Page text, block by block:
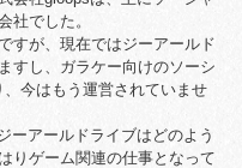
社でした。
すが、現在ではジーアールド
すし、ガラケー向けのソーシ
今はもう運営されていませ
ーアールドライブはどのよう
りゲーム関連の仕事となって